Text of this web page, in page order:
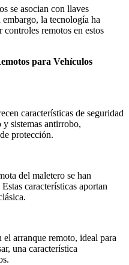
se asocian con llaves
la tecnología ha
remotos en estos
para Vehículos
características de seguridad
sistemas antirrobo,
protección.
del maletero se han
características aportan
arranque remoto, ideal para
una característica